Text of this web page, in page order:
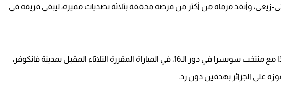
زيغي، وأنقذ مرماه من أكثر من فرصة محققة بثلاثة تصديات مميزة، ليبقي فريقه في
وبهذا الانتصار، ضربت كولومبيا موعدًا مع منتخب سويسرا في دور الـ16، في المباراة المقررة الثلاثاء المقبل بمدينة فانكوفر،
على الجزائر بهدفين دون رد.